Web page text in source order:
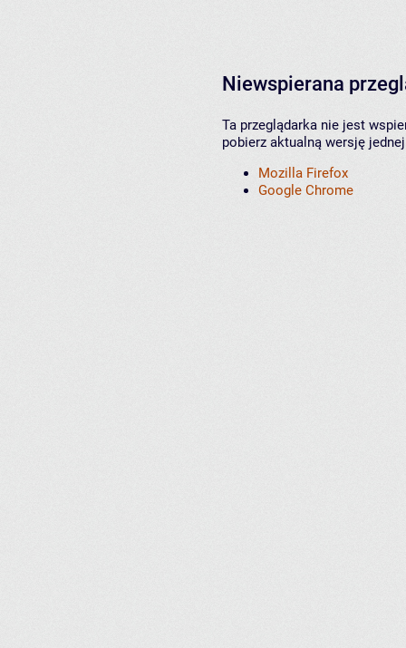
Niewspierana
Ta przeglądarka nie jest
pobierz aktualną wersję
Mozilla Firefox
Google Chrome